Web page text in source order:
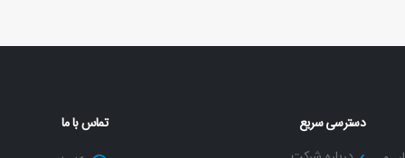
دسترسی سریع
تماس با ما